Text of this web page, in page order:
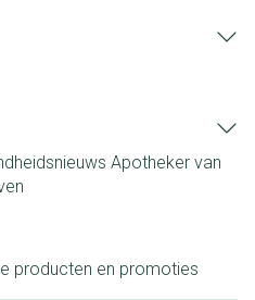
Apotheker van
producten en promoties